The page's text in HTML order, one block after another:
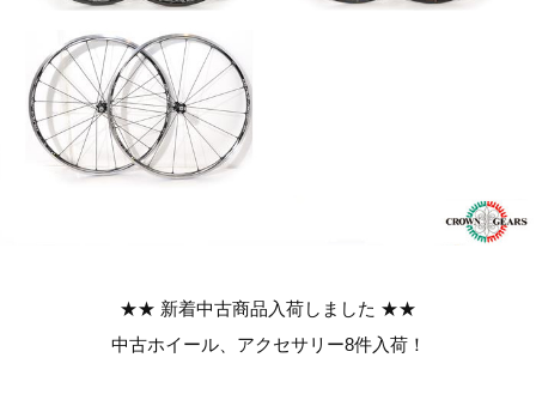
★★ 新着中古商品入荷しました ★★
中古ホイール、アクセサリー8件入荷！